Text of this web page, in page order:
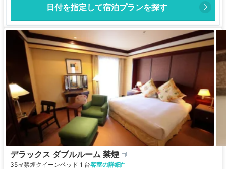
日付を指定して宿泊プランを探す
デラックス ダブルルーム 禁煙
35㎡禁煙クイーンベッド 1 台客室の詳細